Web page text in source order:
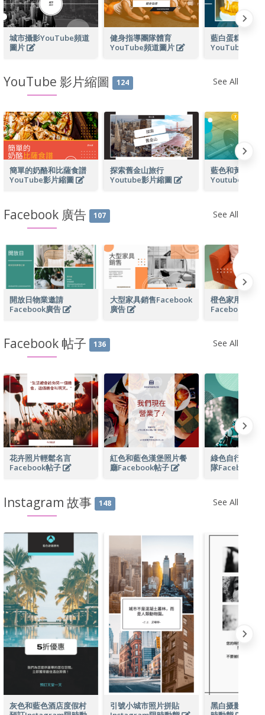
城市攝影YouTube頻道
圖片
健身指導團隊體育
YouTube頻道圖片
藍白蛋糕照片
YouTube頻道
YouTube 影片縮圖 124 See All
簡單的奶酪和比薩食譜
YouTube影片縮圖
探索舊金山旅行
Youtube影片縮圖
藍色和黃色健
Youtube影片
Facebook 廣告 107 See All
開放日物業邀請
Facebook廣告
大型家具銷售Facebook
廣告
橙色家用家具
Facebook廣告
Facebook 帖子 136 See All
花卉照片輕鬆名言
Facebook帖子
紅色和藍色漢堡照片餐
廳Facebook帖子
綠色自行車圖
隊Facebook
Instagram 故事 148 See All
灰色和藍色酒店度假村
引號小城市照片拼貼
黑白摄影